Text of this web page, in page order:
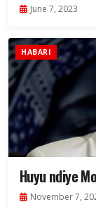
June 7, 2023
HABARI
Huyu ndiye
November 7,